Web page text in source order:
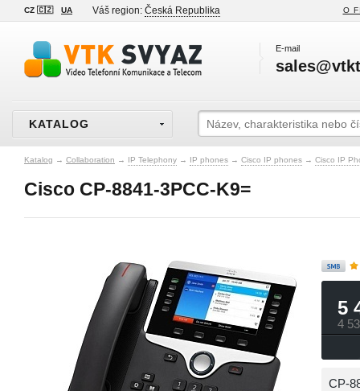
CZ 🇨🇿 UA Váš region: Česká Republika O
E-mail
KATALOG
Katalog → Collaboration → IP Telephony → IP phones → Cisco IP phones → Cisco IP
Cisco CP-8841-3PCC-K9=
5
4
CP-